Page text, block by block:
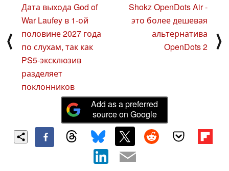
⟨
Дата выхода God of
War Laufey в 1-ой
половине 2027 года
по слухам, так как
PS5-эксклюзив
разделяет
поклонников
Shokz OpenDots Air -
это более дешевая
альтернатива
OpenDots 2
⟩
Add as a preferred
source on Google